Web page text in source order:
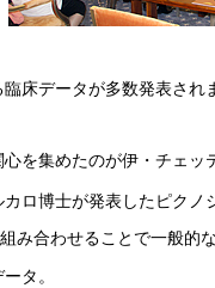
床データが多数発表され
心を集めたのが伊・チェッ
ロ博士が発表したピクノ
み合わせることで一般的
タ。